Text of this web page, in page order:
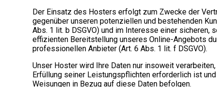
Der Einsatz des Hosters erfolgt zum Zwecke der
gegenüber unseren potenziellen und bestehenden
Abs. 1 lit. b DSGVO) und im Interesse einer sicheren,
effizienten Bereitstellung unseres Online-Angebots
professionellen Anbieter (Art. 6 Abs. 1 lit. f DSGVO).
Unser Hoster wird Ihre Daten nur insoweit
Erfüllung seiner Leistungspflichten erforderlich ist
Weisungen in Bezug auf diese Daten befolgen.